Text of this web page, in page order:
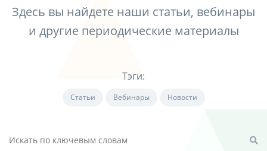
Здесь вы найдете наши статьи, вебинары
и другие периодические материалы
Тэги:
Статьи Вебинары Новости